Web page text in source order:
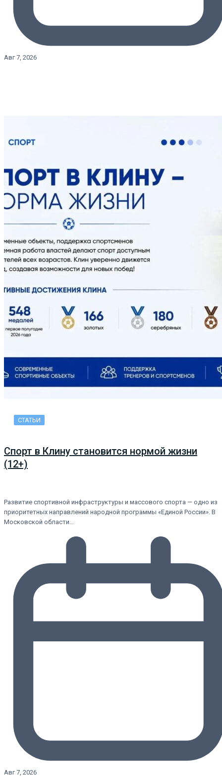
Авг 7, 2026
СТАТЬИ
Спорт в Клину становится нормой жизни
(12+)
Развитие спортивной инфраструктуры и массового спорта — одно из
приоритетных направлений народной программы «Единой России». В
Московской области…
Авг 7, 2026